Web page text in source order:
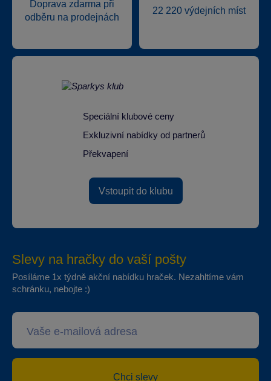
Doprava zdarma při
odběru na prodejnách
22 220 výdejních míst
Speciální klubové ceny
Exkluzivní nabídky od partnerů
Překvapení
Vstoupit do klubu
Slevy na hračky do vaší pošty
Posíláme 1x týdně akční nabídku hraček. Nezahltíme vám
schránku, nebojte :)
Chci slevy